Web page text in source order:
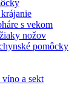
s vekom
nožov
pomôcky
víno a sekt